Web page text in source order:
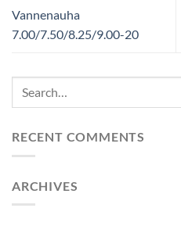
Vannenauha
7.00/7.50/8.25/9.00-20
RECENT COMMENTS
ARCHIVES